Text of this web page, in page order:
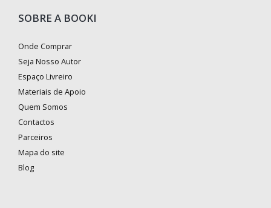
SOBRE A BOOKI
Onde Comprar
Seja Nosso Autor
Espaço Livreiro
Materiais de Apoio
Quem Somos
Contactos
Parceiros
Mapa do site
Blog